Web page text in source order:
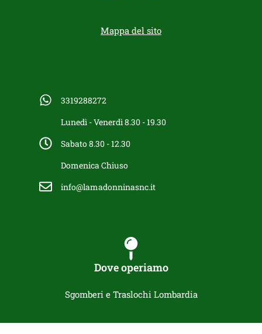
Mappa del sito
3319288272
Lunedì - Venerdì 8.30 - 19.30
Sabato 8.30 - 12.30
Domenica Chiuso
info@lamadonninasnc.it
Dove operiamo
Sgomberi e Traslochi Lombardia